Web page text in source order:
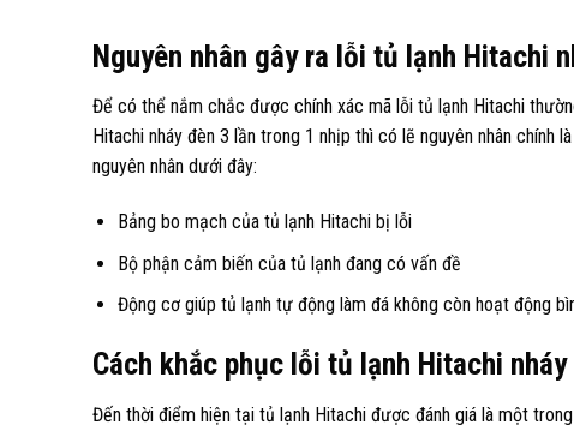
Nguyên nhân gây ra lỗi tủ lạnh Hitachi
Để có thể nắm chắc được chính xác mã lỗi tủ lạnh Hitachi
Hitachi nháy đèn 3 lần trong 1 nhịp thì có lẽ nguyên nhân chính
nguyên nhân dưới đây:
Bảng bo mạch của tủ lạnh Hitachi bị lỗi
Bộ phận cảm biến của tủ lạnh đang có vấn đề
Động cơ giúp tủ lạnh tự động làm đá không còn hoạt động
Cách khắc phục lỗi tủ lạnh Hitachi
Đến thời điểm hiện tại tủ lạnh Hitachi được đánh giá là một